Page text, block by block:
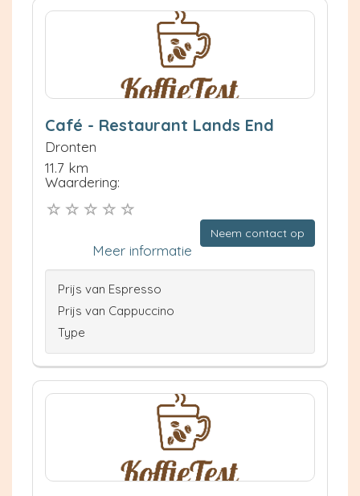
Café - Restaurant Lands End
Dronten
11.7 km
Waardering:
Neem contact op
Meer informatie
Prijs van Espresso
Prijs van Cappuccino
Type